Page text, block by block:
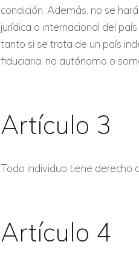
condición. Además, no se
jurídica o internacional del
tanto si se trata de un país
fiduciaria, no autónomo o
Artículo 3
Todo individuo tiene derecho
Artículo 4